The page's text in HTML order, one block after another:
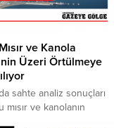
ve Kanola
Üzeri Örtülmeye
sahte analiz sonuçları
mısır ve kanolanın